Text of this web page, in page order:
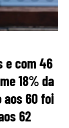
e com 46
18% da
aos 60 foi
62